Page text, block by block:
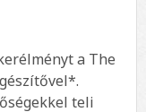
a The
teli